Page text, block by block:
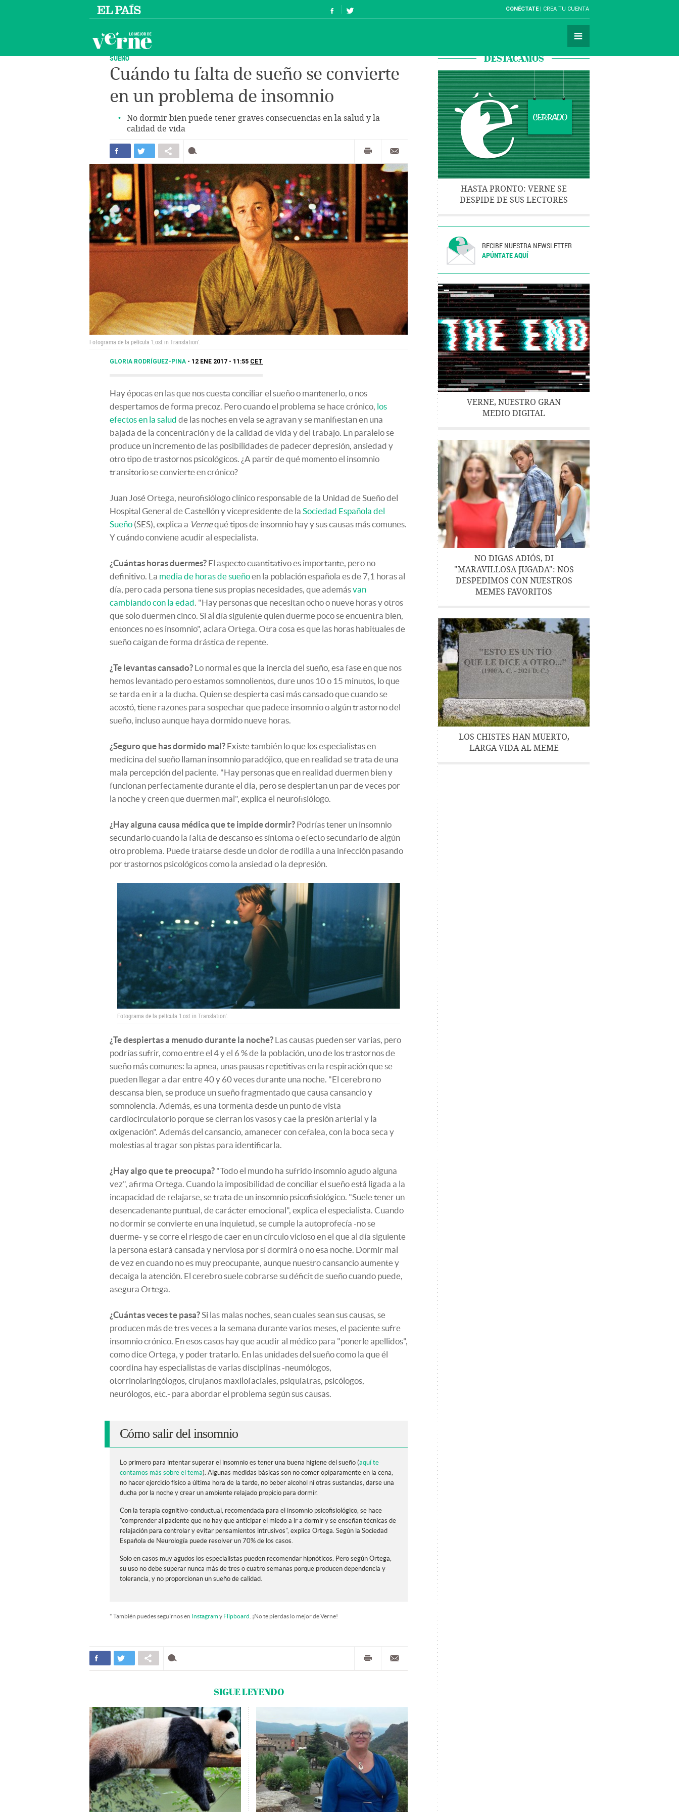
CONÉCTATE CREA TU CUENTA
SUEÑO
Cuándo tu falta de sueño se convierte
en un problema de insomnio
No dormir bien puede tener graves consecuencias en la salud y la
calidad de vida
Fotograma de la película 'Lost in Translation'.
GLORIA RODRÍGUEZ-PINA 12 ENE 2017 - 11:55 CET
Hay épocas en las que nos cuesta conciliar el sueño o mantenerlo, o nos
despertamos de forma precoz. Pero cuando el problema se hace crónico, los
efectos en la salud de las noches en vela se agravan y se manifiestan en una
bajada de la concentración y de la calidad de vida y del trabajo. En paralelo se
produce un incremento de las posibilidades de padecer depresión, ansiedad y
otro tipo de trastornos psicológicos. ¿A partir de qué momento el insomnio
transitorio se convierte en crónico?
Juan José Ortega, neurofisiólogo clínico responsable de la Unidad de Sueño del
Hospital General de Castellón y vicepresidente de la Sociedad Española del
Sueño (SES), explica a Vernequé tipos de insomnio hay y sus causas más comunes.
Y cuándo conviene acudir al especialista.
¿Cuántas horas duermes? El aspecto cuantitativo es importante, pero no
definitivo. La media de horas de sueñoen la población española es de 7,1 horas al
día, pero cada persona tiene sus propias necesidades, que ademásvan
cambiando con la edad. "Hay personas que necesitan ocho o nueve horas y otros
que solo duermen cinco. Si al día siguiente quien duerme poco se encuentra bien,
entonces no es insomnio", aclara Ortega. Otra cosa es que las horas habituales de
sueño caigan de forma drástica de repente.
¿Te levantas cansado? Lo normal es que la inercia del sueño, esa fase en que nos
hemos levantado pero estamos somnolientos, dure unos 10 o 15 minutos, lo que
se tarda en ir a la ducha. Quien se despierta casi más cansado que cuando se
acostó, tiene razones para sospechar que padece insomnio o algún trastorno del
sueño, incluso aunque haya dormido nueve horas.
¿Seguro que has dormido mal? Existe también lo que los especialistas en
medicina del sueño llaman insomnio paradójico, que en realidad se trata de una
mala percepción del paciente. "Hay personas que en realidad duermen bien y
funcionan perfectamente durante el día, pero se despiertan un par de veces por
la noche y creen que duermen mal", explica el neurofisiólogo.
¿Hay alguna causa médica que te impide dormir? Podrías tener un insomnio
secundario cuando la falta de descanso es síntoma o efecto secundario de algún
otro problema. Puede tratarse desde un dolor de rodilla a una infección pasando
por trastornos psicológicos como la ansiedad o la depresión.
Fotograma de la película 'Lost in Translation'.
¿Te despiertas a menudo durante la noche? Las causas pueden ser varias, pero
podrías sufrir, como entre el 4 y el 6 % de la población, uno de los trastornos de
sueño más comunes: la apnea, unas pausas repetitivas en la respiración que se
pueden llegar a dar entre 40 y 60 veces durante una noche. "El cerebro no
descansa bien, se produce un sueño fragmentado que causa cansancio y
somnolencia. Además, es una tormenta desde un punto de vista
cardiocirculatorio porque se cierran los vasos y cae la presión arterial y la
oxigenación". Además del cansancio, amanecer con cefalea, con la boca seca y
molestias al tragar son pistas para identificarla.
¿Hay algo que te preocupa? "Todo el mundo ha sufrido insomnio agudo alguna
vez", afirma Ortega. Cuando la imposibilidad de conciliar el sueño está ligada a la
incapacidad de relajarse, se trata de un insomnio psicofisiológico. "Suele tener un
desencadenante puntual, de carácter emocional", explica el especialista. Cuando
no dormir se convierte en una inquietud, se cumple la autoprofecía -no se
duerme- y se corre el riesgo de caer en un círculo vicioso en el que al día siguiente
la persona estará cansada y nerviosa por si dormirá o no esa noche. Dormir mal
de vez en cuando no es muy preocupante, aunque nuestro cansancio aumente y
decaiga la atención. El cerebro suele cobrarse su déficit de sueño cuando puede,
asegura Ortega.
¿Cuántas veces te pasa?Si las malas noches, sean cuales sean sus causas, se
producen más de tres veces a la semana durante varios meses, el paciente sufre
insomnio crónico. En esos casos hay que acudir al médico para "ponerle apellidos",
como dice Ortega, y poder tratarlo. En las unidades del sueño como la que él
coordina hay especialistas de varias disciplinas -neumólogos,
otorrinolaringólogos, cirujanos maxilofaciales, psiquiatras, psicólogos,
neurólogos, etc.- para abordar el problema según sus causas.
Cómo salir del insomnio
Lo primero para intentar superar el insomnio es tener una buena higiene del sueño (aquí te
contamos más sobre el tema). Algunas medidas básicas son no comer opíparamente en la cena,
no hacer ejercicio físico a última hora de la tarde, no beber alcohol ni otras sustancias, darse una
ducha por la noche y crear un ambiente relajado propicio para dormir.
Con la terapia cognitivo-conductual, recomendada para el insomnio psicofisiológico, se hace
"comprender al paciente que no hay que anticipar el miedo a ir a dormir y se enseñan técnicas de
relajación para controlar y evitar pensamientos intrusivos", explica Ortega. Según la Sociedad
Española de Neurología puede resolver un 70% de los casos.
Solo en casos muy agudos los especialistas pueden recomendar hipnóticos. Pero según Ortega,
su uso no debe superar nunca más de tres o cuatro semanas porque producen dependencia y
tolerancia, y no proporcionan un sueño de calidad.
* También puedes seguirnos en Instagramy Flipboard . ¡No te pierdas lo mejor de Verne!
SIGUE LEYENDO
DESTACAMOS
HASTA PRONTO: VERNE SE
DESPIDE DE SUS LECTORES
RECIBE NUESTRA NEWSLETTER
APÚNTATE AQUÍ
VERNE, NUESTRO GRAN
MEDIO DIGITAL
NO DIGAS ADIÓS, DI
"MARAVILLOSA JUGADA": NOS
DESPEDIMOS CON NUESTROS
MEMES FAVORITOS
LOS CHISTES HAN MUERTO,
LARGA VIDA AL MEME